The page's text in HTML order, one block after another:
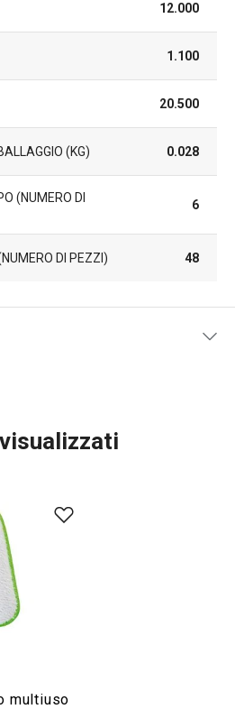
12.000
1.100
20.500
(KG) 0.028
(NUMERO DI
6
DI PEZZI) 48
e pulizia
multiuso